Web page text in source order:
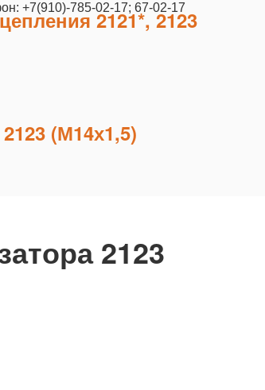
+7(910)-785-02-17; 67-02-17
2121*, 2123
(М14х1,5)
2123